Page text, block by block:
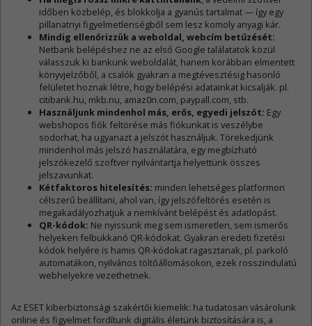
időben közbelép, és blokkolja a gyanús tartalmat — így egy
pillanatnyi figyelmetlenségből sem lesz komoly anyagi kár.
Mindig ellenőrizzük a weboldal, webcím betűzését:
Netbank belépéshez ne az első Google találatatok közül
válasszuk ki bankunk weboldalát, hanem korábban elmentett
könyvjelzőből, a csalók gyakran a megtévesztésig hasonló
felületet hoznak létre, hogy belépési adatainkat kicsalják. pl.
citibank.hu, mkb.nu, amaz0n.com, paypall.com, stb.
Használjunk mindenhol más, erős, egyedi jelszót: Egy
webshopos fiók feltörése más fiókunkat is veszélybe
sodorhat, ha ugyanazt a jelszót használjuk. Törekedjünk
mindenhol más jelszó használatára, egy megbízható
jelszókezelő szoftver nyilvántartja helyettünk összes
jelszavunkat.
Kétfaktoros hitelesítés: minden lehetséges platformon
célszerű beállítani, ahol van, így jelszófeltörés esetén is
megakadályozhatjuk a nemkívánt belépést és adatlopást.
QR-kódok: Ne nyissunk meg sem ismeretlen, sem ismerős
helyeken felbukkanó QR-kódokat. Gyakran eredeti fizetési
kódok helyére is hamis QR-kódokat ragasztanak, pl. parkoló
automatákon, nyilvános töltőállomásokon, ezek rosszindulatú
webhelyekre vezethetnek.
Az ESET kiberbiztonsági szakértői kiemelik: ha tudatosan vásárolunk
online és figyelmet fordítunk digitális életünk biztosítására is, a